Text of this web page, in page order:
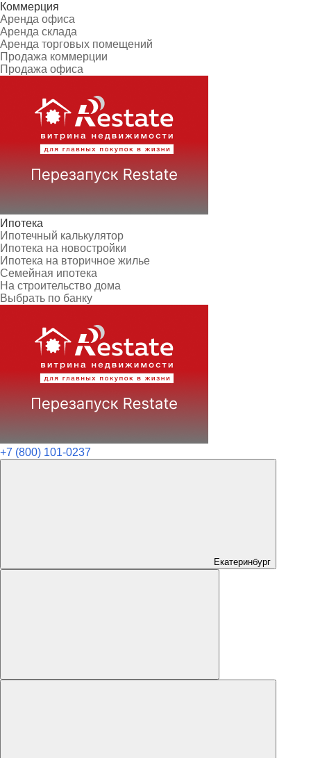
Коммерция
Аренда офиса
Аренда склада
Аренда торговых помещений
Продажа коммерции
Продажа офиса
Ипотека
Ипотечный калькулятор
Ипотека на новостройки
Ипотека на вторичное жилье
Семейная ипотека
На строительство дома
Выбрать по банку
+7 (800) 101-0237
Екатеринбург